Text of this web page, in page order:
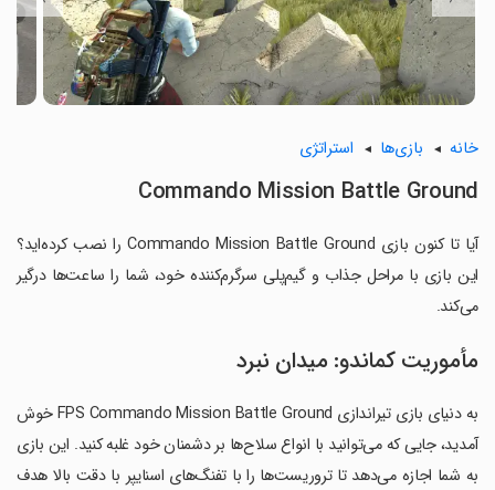
خانه بازی‌ها استراتژی
Commando Mission Battle Ground
آیا تا کنون بازی Commando Mission Battle Ground را نصب کرده‌اید؟
این بازی با مراحل جذاب و گیم‌پلی سرگرم‌کننده خود، شما را ساعت‌ها درگیر
می‌کند.
مأموریت کماندو: میدان نبرد
به دنیای بازی تیراندازی FPS Commando Mission Battle Ground خوش
آمدید، جایی که می‌توانید با انواع سلاح‌ها بر دشمنان خود غلبه کنید. این بازی
به شما اجازه می‌دهد تا تروریست‌ها را با تفنگ‌های اسنایپر با دقت بالا هدف